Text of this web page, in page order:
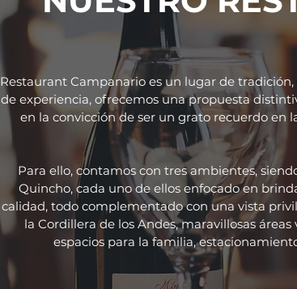
Restaurant Campanario es un lugar de
de experiencia, ofrecemos una propuesta
en la convicción de ser un grato recuerdo en
Para ello, contamos con tres ambientes,
Quincho, cada uno de ellos enfocado en
calidad, todo complementado con una vista
la Cordillera de los Andes, maravillosas
espacios para la familia,